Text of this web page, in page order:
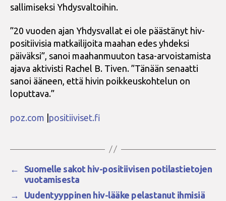
sallimiseksi Yhdysvaltoihin.
”20 vuoden ajan Yhdysvallat ei ole päästänyt hiv-
positiivisia matkailijoita maahan edes yhdeksi
päiväksi”, sanoi maahanmuuton tasa-arvoistamista
ajava aktivisti Rachel B. Tiven. ”Tänään senaatti
sanoi ääneen, että hivin poikkeuskohtelun on
loputtava.”
poz.com positiiviset.fi
←
Suomelle sakot hiv-positiivisen potilastietojen
vuotamisesta
→
Uudentyyppinen hiv-lääke pelastanut ihmisiä